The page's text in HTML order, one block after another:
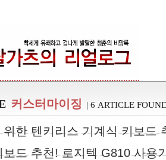
커스터마이징 | 6 ARTICLE
위한 텐키리스 기계식 키보드
보드 추천! 로지텍 G810 사용